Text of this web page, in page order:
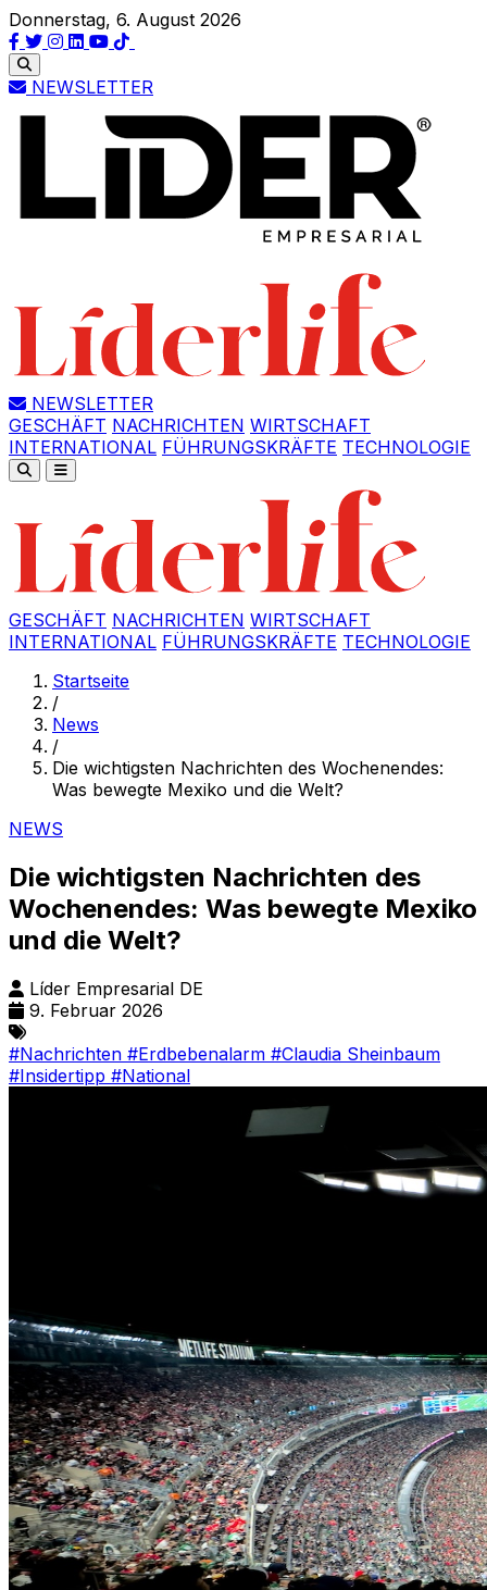
Donnerstag, 6. August 2026
NEWSLETTER
NEWSLETTER
GESCHÄFT NACHRICHTEN WIRTSCHAFT
INTERNATIONAL FÜHRUNGSKRÄFTE TECHNOLOGIE
GESCHÄFT NACHRICHTEN WIRTSCHAFT
INTERNATIONAL FÜHRUNGSKRÄFTE TECHNOLOGIE
Startseite
/
News
/
Die wichtigsten Nachrichten des Wochenendes:
Was bewegte Mexiko und die Welt?
NEWS
Die wichtigsten Nachrichten des
Wochenendes: Was bewegte Mexiko
und die Welt?
Líder Empresarial DE
9. Februar 2026
#Nachrichten #Erdbebenalarm #Claudia Sheinbaum
#Insidertipp #National